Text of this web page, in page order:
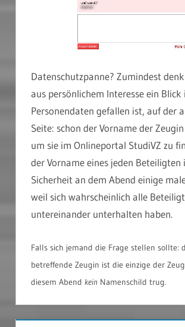
Datenschutzpanne? Zumindest
aus persönlichem Interesse ein Blick
Personendaten gefallen ist, auf der
Seite: schon der Vorname der
um sie im Onlineportal StudiVZ zu
der Vorname eines jeden Beteiligten
Sicherheit an dem Abend einige
weil sich wahrscheinlich alle
untereinander unterhalten haben.
Falls sich jemand die Frage stellen sollte:
betreffende Zeugin ist die einzige der
diesem Abend kein Namenschild trug.